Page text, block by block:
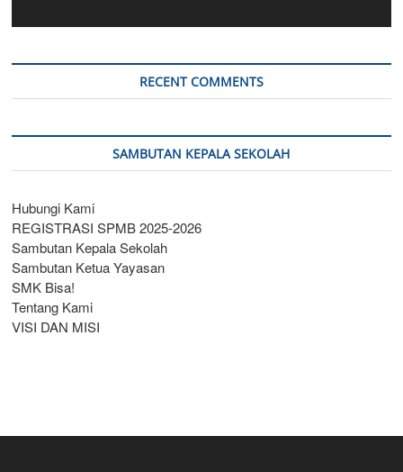
RECENT COMMENTS
SAMBUTAN KEPALA SEKOLAH
Hubungi Kami
REGISTRASI SPMB 2025-2026
Sambutan Kepala Sekolah
Sambutan Ketua Yayasan
SMK Bisa!
Tentang Kami
VISI DAN MISI